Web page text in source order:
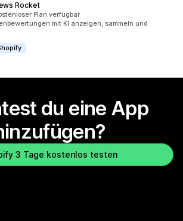
Rocket
insgesamtPlan verfügbar
mit KI anzeigen, sammeln und
du eine App
3 Tage kostenlos testen